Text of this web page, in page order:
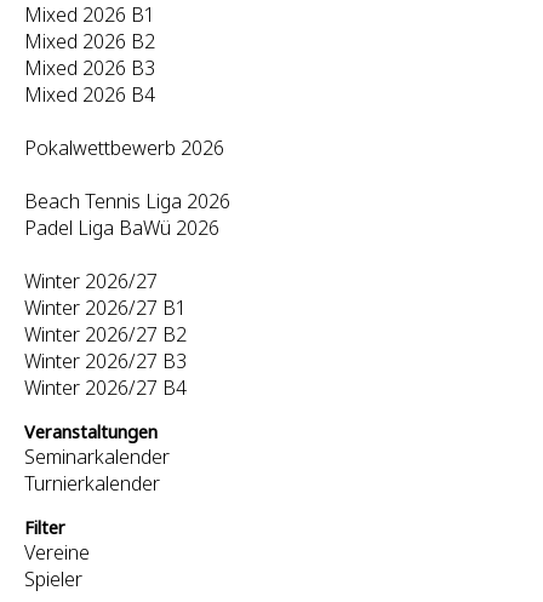
Mixed 2026 B1
Mixed 2026 B2
Mixed 2026 B3
Mixed 2026 B4
Pokalwettbewerb 2026
Beach Tennis Liga 2026
Padel Liga BaWü 2026
Winter 2026/27
Winter 2026/27 B1
Winter 2026/27 B2
Winter 2026/27 B3
Winter 2026/27 B4
Veranstaltungen
Seminarkalender
Turnierkalender
Filter
Vereine
Spieler